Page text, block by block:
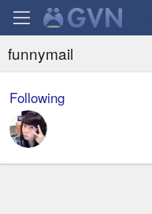
funnymail
Following